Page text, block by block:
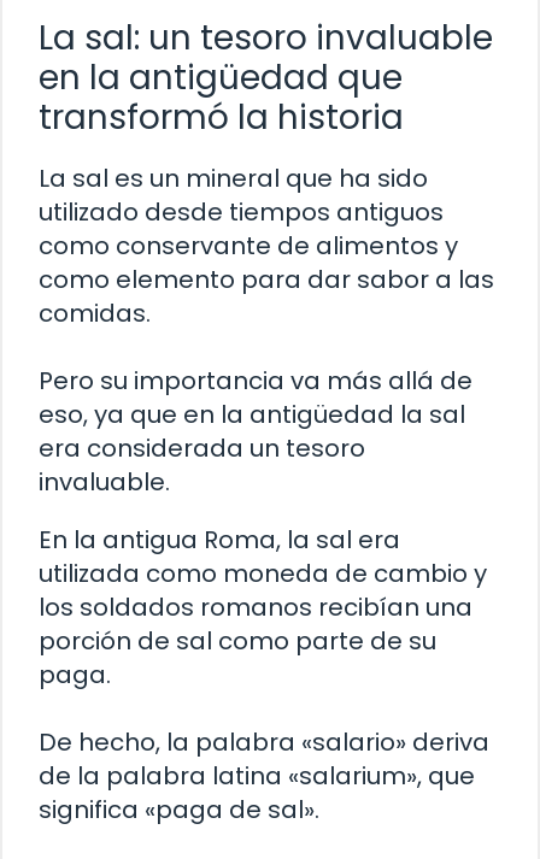
La sal: un tesoro invaluable
en la antigüedad que
transformó la historia
La sal es un mineral que ha sido
utilizado desde tiempos antiguos
como conservante de alimentos y
como elemento para dar sabor a las
comidas.
Pero su importancia va más allá de
eso, ya que en la antigüedad la sal
era considerada un tesoro
invaluable.
En la antigua Roma, la sal era
utilizada como moneda de cambio y
los soldados romanos recibían una
porción de sal como parte de su
paga.
De hecho, la palabra «salario» deriva
de la palabra latina «salarium», que
significa «paga de sal».